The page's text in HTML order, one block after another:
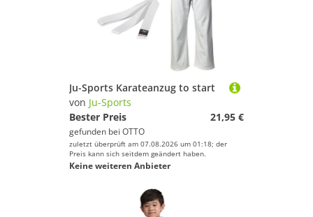
Ju-Sports Karateanzug to start
von Ju-Sports
Bester Preis
21,95 €
gefunden bei OTTO
zuletzt überprüft am 07.08.2026 um 01:18; der
Preis kann sich seitdem geändert haben.
Keine weiteren Anbieter